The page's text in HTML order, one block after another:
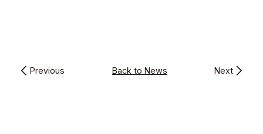
Previous Back to News Next